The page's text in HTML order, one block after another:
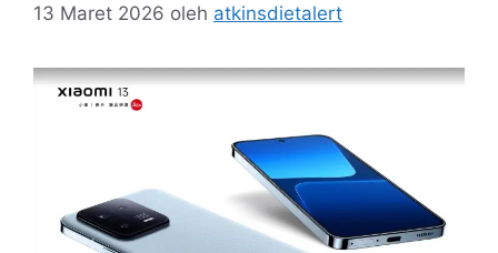
13 Maret 2026 oleh atkinsdietalert